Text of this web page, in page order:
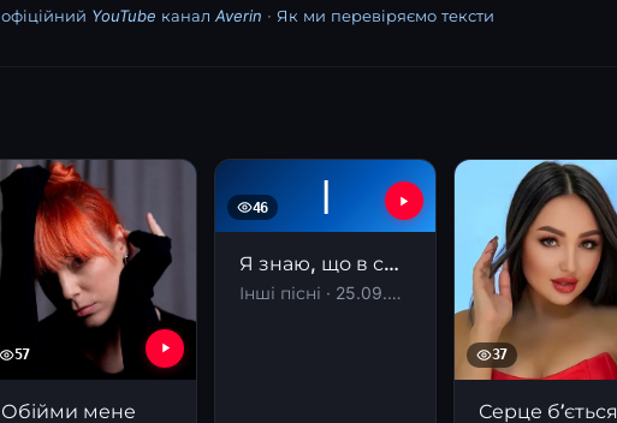
офіційний YouTube канал Averin · Як ми перевіряємо тексти
57
Обійми мене
І
46
Я знаю, що в світі спокою не знайдеш
Інші пісні · 25.09.2025
37
Серце б’ється